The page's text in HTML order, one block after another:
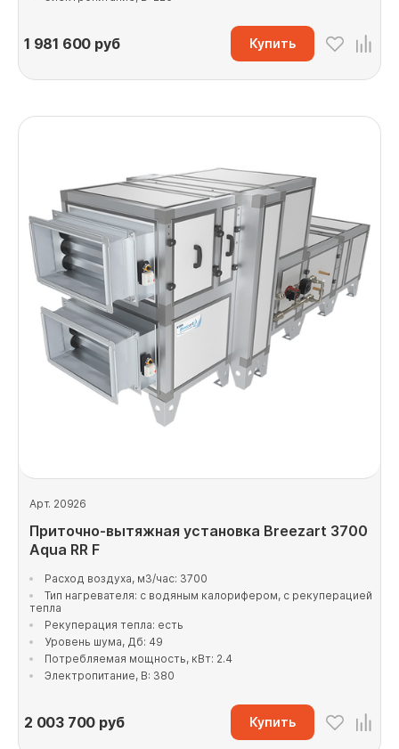
1 981 600 руб Купить
Арт. 20926
Приточно-вытяжная установка Breezart 3700
Aqua RR F
Расход воздуха, м3/час: 3700
Тип нагревателя: с водяным калорифером, с рекуперацией
тепла
Рекуперация тепла: есть
Уровень шума, Дб: 49
Потребляемая мощность, кВт: 2.4
Электропитание, В: 380
2 003 700 руб Купить